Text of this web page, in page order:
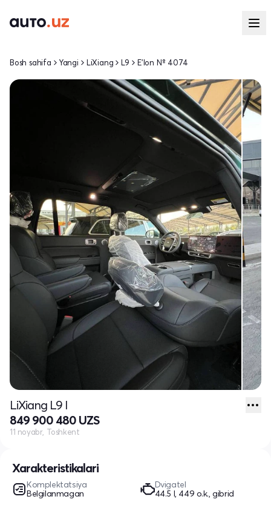
Xarakteristikalari
Komplektatsiya
Belgilanmagan
Dvigatel
44.5 l, 449 o.k., gibrid
Bosh sahifa Yangi LiXiang L9 E'lon № 4074
LiXiang L9 I
849 900 480 UZS
11 noyabr, Toshkent